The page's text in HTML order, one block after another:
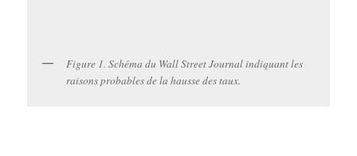
Figure 1. Schéma du Wall Street Journal indiquant les
raisons probables de la hausse des taux.